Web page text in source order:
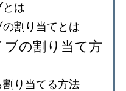
とは
割り当てとは
の割り当て方
り当てる方法